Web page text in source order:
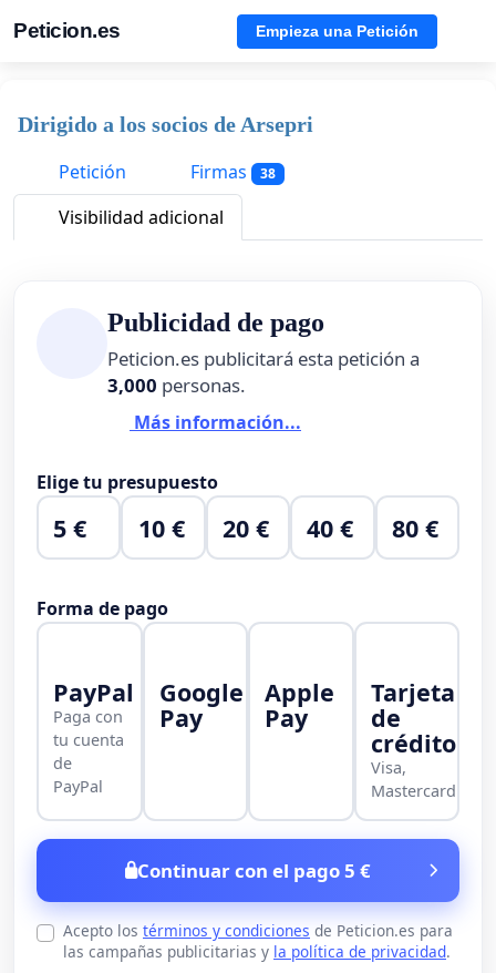
Peticion.es Empieza una Petición
Dirigido a los socios de Arsepri
Petición
Firmas 38
Visibilidad adicional
Publicidad de pago
Peticion.es publicitará esta petición a
3,000 personas.
Más información...
Elige tu presupuesto
5 € 10 € 20 € 40 € 80 €
Forma de pago
PayPal
Paga con
tu cuenta
de
PayPal
Google
Pay
Apple
Pay
Tarjeta
de
crédito
Visa,
Mastercard
Continuar con el pago 5 €
Acepto los términos y condiciones de Peticion.es para
las campañas publicitarias y la política de privacidad.